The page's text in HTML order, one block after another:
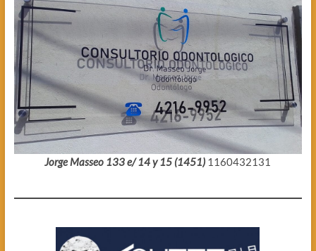
Jorge Masseo 133 e/ 14 y 15 (1451) 1160432131